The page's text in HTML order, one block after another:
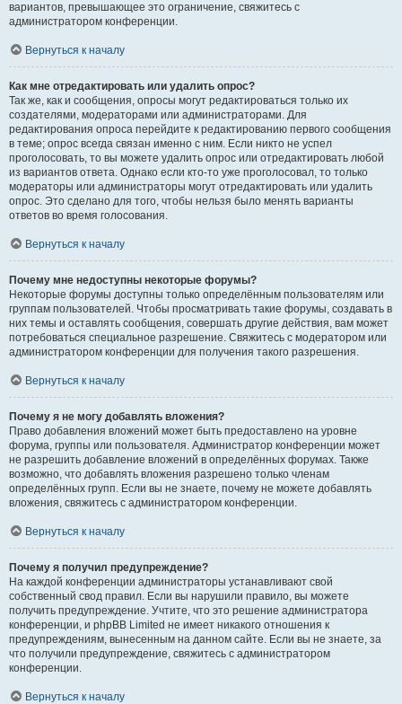
вариантов, превышающее это ограничение, свяжитесь с
администратором конференции.
Вернуться к началу
Как мне отредактировать или удалить опрос?
Так же, как и сообщения, опросы могут редактироваться только их
создателями, модераторами или администраторами. Для
редактирования опроса перейдите к редактированию первого сообщения
в теме; опрос всегда связан именно с ним. Если никто не успел
проголосовать, то вы можете удалить опрос или отредактировать любой
из вариантов ответа. Однако если кто-то уже проголосовал, то только
модераторы или администраторы могут отредактировать или удалить
опрос. Это сделано для того, чтобы нельзя было менять варианты
ответов во время голосования.
Вернуться к началу
Почему мне недоступны некоторые форумы?
Некоторые форумы доступны только определённым пользователям или
группам пользователей. Чтобы просматривать такие форумы, создавать в
них темы и оставлять сообщения, совершать другие действия, вам может
потребоваться специальное разрешение. Свяжитесь с модератором или
администратором конференции для получения такого разрешения.
Вернуться к началу
Почему я не могу добавлять вложения?
Право добавления вложений может быть предоставлено на уровне
форума, группы или пользователя. Администратор конференции может
не разрешить добавление вложений в определённых форумах. Также
возможно, что добавлять вложения разрешено только членам
определённых групп. Если вы не знаете, почему не можете добавлять
вложения, свяжитесь с администратором конференции.
Вернуться к началу
Почему я получил предупреждение?
На каждой конференции администраторы устанавливают свой
собственный свод правил. Если вы нарушили правило, вы можете
получить предупреждение. Учтите, что это решение администратора
конференции, и phpBB Limited не имеет никакого отношения к
предупреждениям, вынесенным на данном сайте. Если вы не знаете, за
что получили предупреждение, свяжитесь с администратором
конференции.
Вернуться к началу